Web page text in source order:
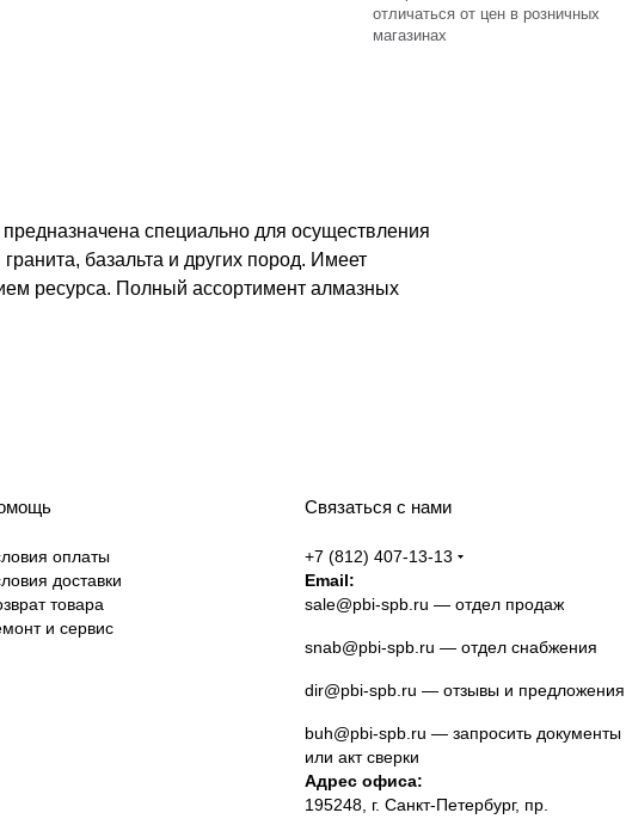
отличаться от цен в розничных
магазинах
специально для осуществления
базальта и других пород. Имеет
ресурса. Полный ассортимент алмазных
оплаты
доставки
товара
и сервис
Связаться с нами
+7 (812) 407-13-13
Email:
sale@pbi-spb.ru — отдел продаж
snab@pbi-spb.ru — отдел снабжения
dir@pbi-spb.ru — отзывы и предложения
buh@pbi-spb.ru — запросить документы
или акт сверки
Адрес офиса:
195248, г. Санкт-Петербург, пр.